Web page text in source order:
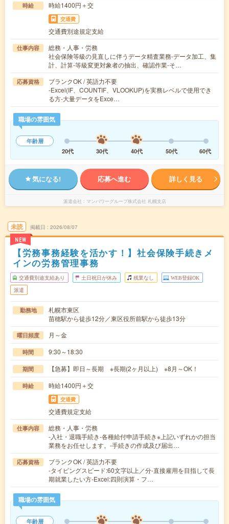
時給 時給1400円＋交
交通費
交通費別途規定支給
仕事内容
総務・人事・労務
社会保険等級の見直しに伴うデータ精査業務-データ加工、集
計、計算-等級変更対象者の抽出、確認作業-そ…
応募資格
ブランクOK / 英語力不要
-Excel(IF、COUNTIF、VLOOKUP)を実務レベルで使用でき
る方-大量データをExce…
職場の雰囲気
年齢層
20代
30代 40代 50代 60代
気になる! 応募へ進む 詳しく見る
派遣会社 マンパワーグループ株式会社 札幌支店
未読
NEW
掲載日 2026/08/07
【労務事務経験を活かす！】社会保険手続きメ
インの労務管理事務
交通費別途支給あり 土日祝日が休み 残業なし WEB登録OK
派遣
勤務地
札幌市東区
苗穂駅から徒歩12分／東区役所前駅から徒歩13分
曜日頻度 月～金
時間 9:30～18:30
期間 【急募】即日～長期 ※長期(2ヶ月以上) ※8月～OK！
時給 時給1400円＋交
交通費
交通費規定支給
仕事内容
総務・人事・労務
-入社・退職手続き-各種給付申請手続き※上記いずれかの担当
業務をお任せします。-手続きの作成及び届出…
応募資格
ブランクOK / 英語力不要
-タイピングスピード:60文字以上／分-直接雇用を目指して長
期就業したい方-Excel:四則演算・フ…
職場の雰囲気
年齢層